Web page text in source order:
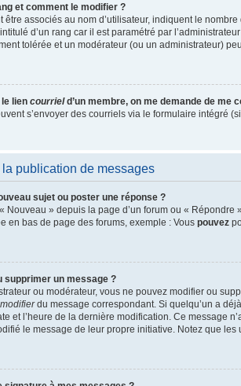
et comment le modifier ?
être associés au nom d’utilisateur, indiquent le
d’un rang car il est paramétré par
tolérée et un modérateur (ou un administrateur)
lien courrield’un membre, on me demande de me
s’envoyer des courriels via le formulaire intégré
publication de messages
sujet ou poster une réponse ?
Nouveau » depuis la page d’un forum ou «
en bas de page des forums, exemple : Vous pouvez
supprimer un message ?
ou modérateur, vous ne pouvez modifier ou
modifierdu message correspondant. Si quelqu’un a
et l’heure de la dernière modification. Ce message
le message de leur propre initiative. Notez que